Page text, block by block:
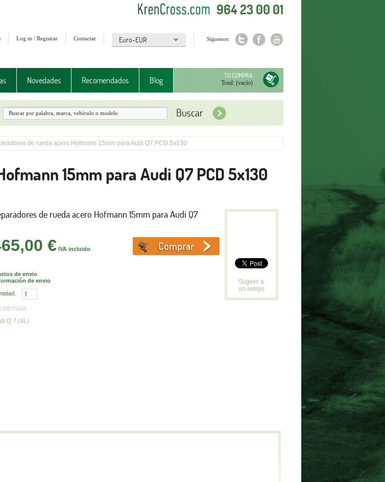
964 23 00 01
Síguenos:
Contactar
Log in / Registrar
TU COMPRA
Total: (vacío)
Novedades Recomendados Blog
de rueda acero Hofmann 15mm para Audi Q7 PCD 5x130
15mm para Audi Q7 PCD 5x130
de rueda acero Hofmann 15mm para Audi Q7
€ IVA incluido
de envio
de envio
Sugerir a
un amigo
PARA
Q 7 (4L)